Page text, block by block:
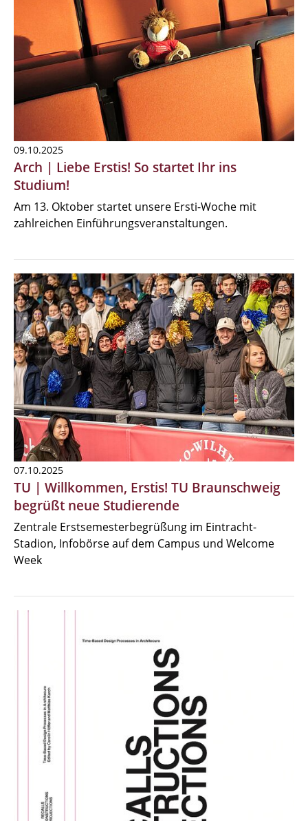
09.10.2025
Arch | Liebe Erstis! So startet Ihr ins
Studium!
Am 13. Oktober startet unsere Ersti-Woche mit
zahlreichen Einführungsveranstaltungen.
07.10.2025
TU | Willkommen, Erstis! TU Braunschweig
begrüßt neue Studierende
Zentrale Erstsemesterbegrüßung im Eintracht-
Stadion, Infobörse auf dem Campus und Welcome
Week